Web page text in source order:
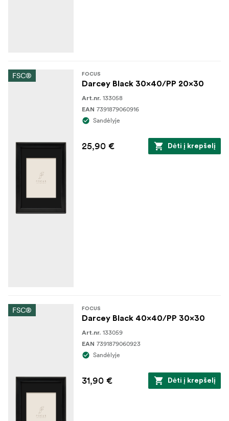
FSC® FOCUS
Darcey Black 30x40/PP 20x30
Art.nr. 133058
EAN 7391879060916
Sandėlyje
25,90 € Dėti į krepšelį
FSC® FOCUS
Darcey Black 40x40/PP 30x30
Art.nr. 133059
EAN 7391879060923
Sandėlyje
31,90 € Dėti į krepšelį